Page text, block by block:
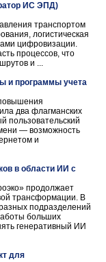
ИС ЭПД)
транспортом
логистическая
цифровизации.
процессов, что
и ...
и программы учета
два флагманских
пользовательский
— возможность
и
в области ИИ с
продолжает
трансформации. В
подразделений
больших
генеративный ИИ
для